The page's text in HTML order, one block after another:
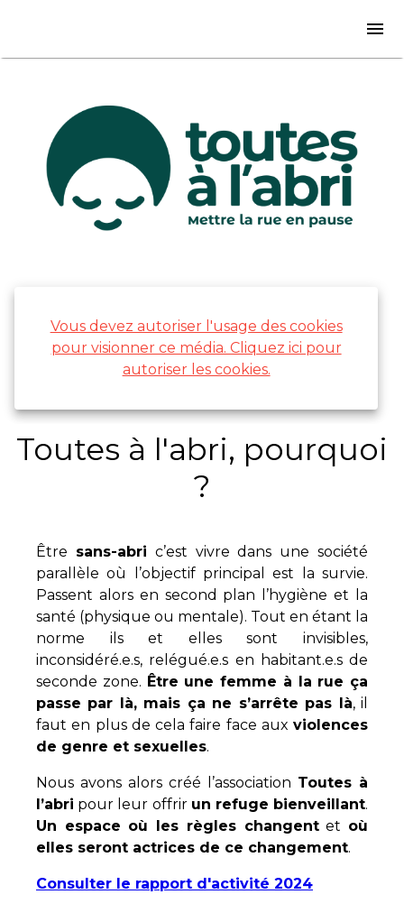
Vous devez autoriser l'usage des cookies
pour visionner ce média. Cliquez ici pour
autoriser les cookies.
Toutes à l'abri, pourquoi
?
Être sans-abri c’est vivre dans une société
parallèle où l’objectif principal est la survie.
Passent alors en second plan l’hygiène et la
santé (physique ou mentale). Tout en étant la
norme ils et elles sont invisibles,
inconsidéré.e.s, relégué.e.s en habitant.e.s de
seconde zone. Être une femme à la rue ça
passe par là, mais ça ne s’arrête pas là, il
faut en plus de cela faire face aux violences
de genre et sexuelles.
Nous avons alors créé l’association Toutes à
l’abri pour leur offrir un refuge bienveillant.
Un espace où les règles changentet où
elles seront actrices de ce changement.
Consulter le rapport d'activité 2024